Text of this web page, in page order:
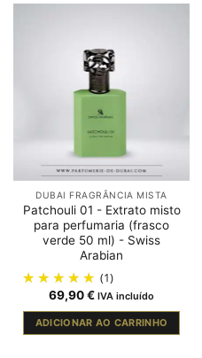
DUBAI FRAGRÂNCIA MISTA
Patchouli 01 - Extrato misto
para perfumaria (frasco
verde 50 ml) - Swiss
Arabian
(1)
69,90€ IVA incluído
ADICIONAR AO CARRINHO